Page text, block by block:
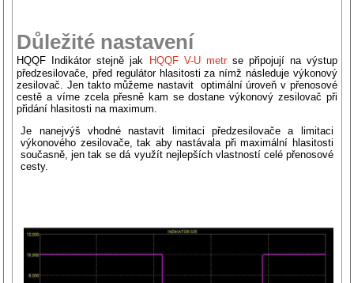
Důležité nastavení
HQQF Indikátor stejně jak HQQF V-U metrse připojují na výstup
předzesilovače, před regulátor hlasitosti za nímž následuje výkonový
zesilovač. Jen takto můžeme nastavit optimální úroveň v přenosové
cestě a víme zcela přesně kam se dostane výkonový zesilovač při
přidání hlasitosti na maximum.
Je nanejvýš vhodné nastavit limitaci předzesilovače a limitaci
výkonového zesilovače, tak aby nastávala při maximální hlasitosti
současně, jen tak se dá využít nejlepších vlastností celé přenosové
cesty.